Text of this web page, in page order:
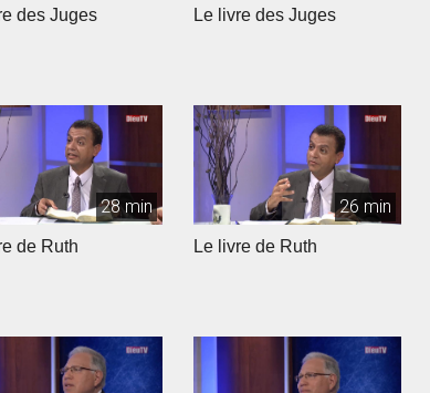
des Juges Le livre des Juges
28 min
de Ruth
26 min
Le livre de Ruth